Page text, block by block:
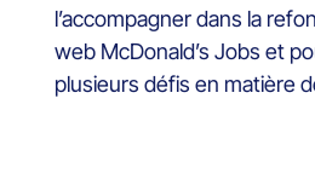
l’accompagner dans la
web McDonald’s Jobs et
plusieurs défis en matière